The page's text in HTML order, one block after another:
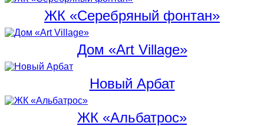
ЖК «Серебряный фонтан»
Дом «Art Village»
Новый Арбат
ЖК «Альбатрос»